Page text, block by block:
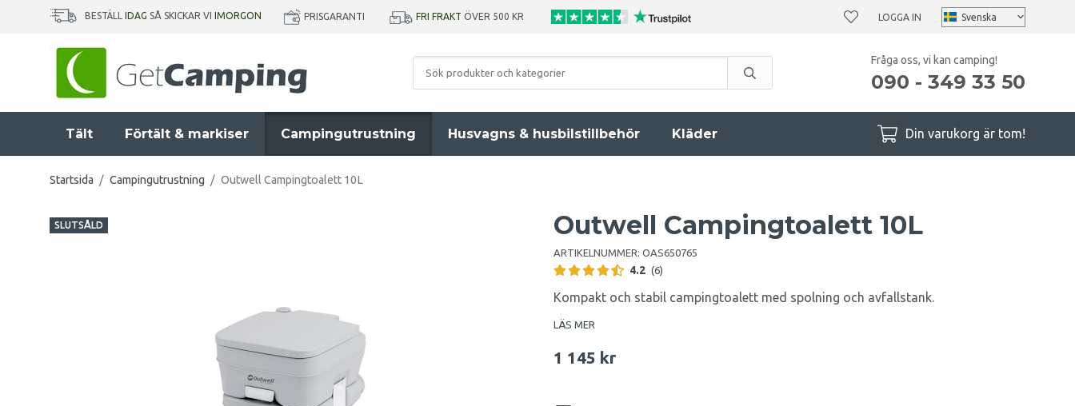
BESTÄLL IDAG SÅ SKICKAR VI IMORGON PRISGARANTI FRI FRAKT ÖVER 500 KR LOGGA IN
Fråga oss, vi kan camping!
090 - 349 33 50
Tält Förtält & markiser Campingutrustning Husvagns & husbilstillbehör Kläder Din varukorg är tom!
Startsida / Campingutrustning / Outwell Campingtoalett 10L
SLUTSÅLD Outwell Campingtoalett 10L
ARTIKELNUMMER: OAS650765
4.2 (6)
Kompakt och stabil campingtoalett med spolning och avfallstank.
LÄS MER
1 145 kr